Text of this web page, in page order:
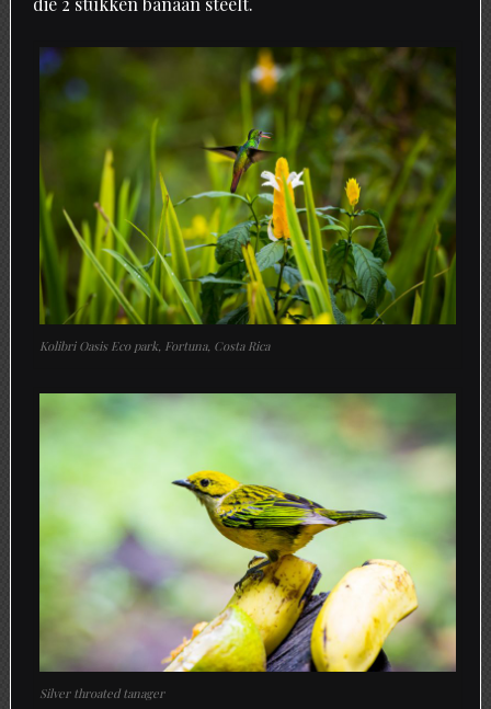
Kolibri Oasis Eco park, Fortuna, Costa Rica
Silver throated tanager